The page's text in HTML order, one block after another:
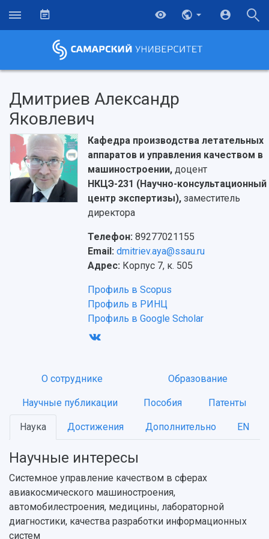
НАЗАД
История
Ключевые факты
Руководство
Наблюдательный совет
Попечительский совет
Ученый совет
Ректорат
Главные новости
Бортжурнал
События
СМИ об университете
Пресс-центр
Газета "Полет"
Газета "Самарский университет"
Почему я выбираю Самарский университет?
Абитуриенту
Магистратура
Аспирантура
Формы обучения
Учебные планы
Дополнительное образование
Институты и факультеты
Основные научные направления
Научные школы и ведущие научные коллективы
Подготовка научных кадров
Конкурс на замещение должностей научных
работников
Научно-технический совет
Научные проекты и темы
Дмитриев Александр
Яковлевич
Кафедра производства летательных
аппаратов и управления качеством в
машиностроении,доцент
НКЦЭ-231 (Научно-консультационный
центр экспертизы),заместитель
директора
Телефон: 89277021155
Email: dmitriev.aya@ssau.ru
Адрес: Корпус 7, к. 505
Профиль в Scopus
Профиль в РИНЦ
Профиль в Google Scholar
О сотруднике Образование
Научные публикации Пособия Патенты
Наука Достижения Дополнительно EN
Научные интересы
Системное управление качеством в сферах
авиакосмического машиностроения,
автомобилестроения, медицины, лабораторной
диагностики, качества разработки информационных
систем